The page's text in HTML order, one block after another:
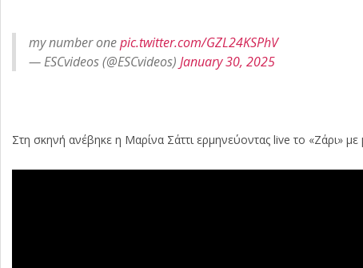
my number onepic.twitter.com/GZL24KSPhV
— ESCvideos (@ESCvideos) January 30, 2025
Στη σκηνή ανέβηκε η Μαρίνα Σάττι ερμηνεύοντας live το «Ζάρι»